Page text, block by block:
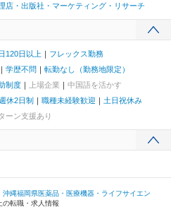
店・出版社・マーケティング・リサーチ
120日以上
フレックス勤務
学歴不問
転勤なし（勤務地限定）
制度 上場企業
中国語を活かす
休2日制 職種未経験歓迎
土日祝休み
ーン支援あり
沖縄福岡県医薬品・医療機器・ライフサイエン
の転職・求人情報